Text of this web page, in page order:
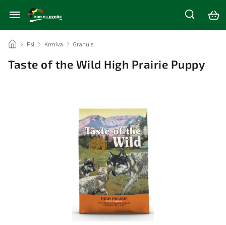
/ Psi / Krmiva / Granule
Taste of the Wild High Prairie Puppy